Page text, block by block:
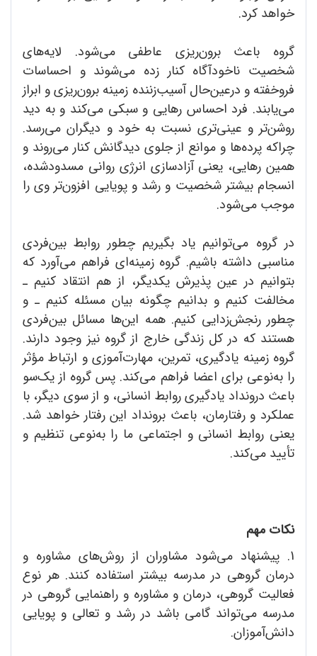
خواهد کرد.
گروه باعث برون‌ریزی عاطفی می‌شود. لایه‌های
شخصیت ناخودآگاه کنار زده می‌شوند و احساسات
فروخفته و درعین‌حال آسیب‌زننده زمینه برون‌ریزی و ابراز
می‌یابند. فرد احساس رهایی و سبکی می‌کند و به دید
روشن‌تر و عینی‌تری نسبت به خود و دیگران می‌رسد.
چراکه پرده‌ها و موانع از جلوی دیدگانش کنار می‌روند و
همین رهایی، یعنی آزادسازی انرژی روانی مسدود‌شده،
انسجام بیشتر شخصیت و رشد و پویایی افزون‌تر وی را
موجب می‌شود.
در گروه می‌توانیم یاد بگیریم چطور روابط بین‌فردی
مناسبی داشته باشیم. گروه زمینه‌ای فراهم می‌آورد که
بتوانیم در عین پذیرش یکدیگر، از هم انتقاد کنیم ـ
مخالفت کنیم و بدانیم چگونه بیان مسئله کنیم ـ و
چطور رنجش‌زدایی کنیم. همه این‌ها مسائل بین‌فردی
هستند که در کل زندگی خارج از گروه نیز وجود دارند.
گروه زمینه یادگیری، تمرین، مهارت‌آموزی و ارتباط مؤثر
را به‌نوعی برای اعضا فراهم می‌کند. پس گروه از یک‌سو
باعث درونداد یادگیری روابط انسانی، و از سوی دیگر، با
عملکرد و رفتارمان، باعث برونداد این رفتار خواهد شد.
یعنی روابط انسانی و اجتماعی ما را به‌نوعی تنظیم و
تأیید می‌کند.
نکات مهم
1. پیشنهاد می‌شود مشاوران از روش‌های مشاوره و
درمان گروهی در مدرسه بیشتر استفاده کنند. هر نوع
فعالیت گروهی، درمان و مشاوره و راهنمایی گروهی در
مدرسه‌ می‌تواند گامی باشد در رشد و تعالی و پویایی
دانش‌آموزان.